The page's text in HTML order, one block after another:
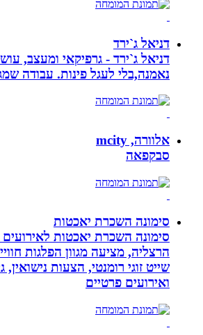
דניאל ג`ירד
דניאל ג`ירד - גרפיקאי ומעצב,
נאמנה,בלי לעגל פינות. עבודה
אלוורה, mcity
סבקפאה
סימונה השכרת יאכטות
סימונה השכרת יאכטות לאירועים
הרצליה, מציעה מגוון הפלגות
שייט זוגי רומנטי, הצעות נישואין,
ואירועים פרטיים